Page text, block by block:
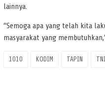
lainnya.
“Semoga apa yang telah kita
masyarakat yang
1010 KODIM TAPIN TNI